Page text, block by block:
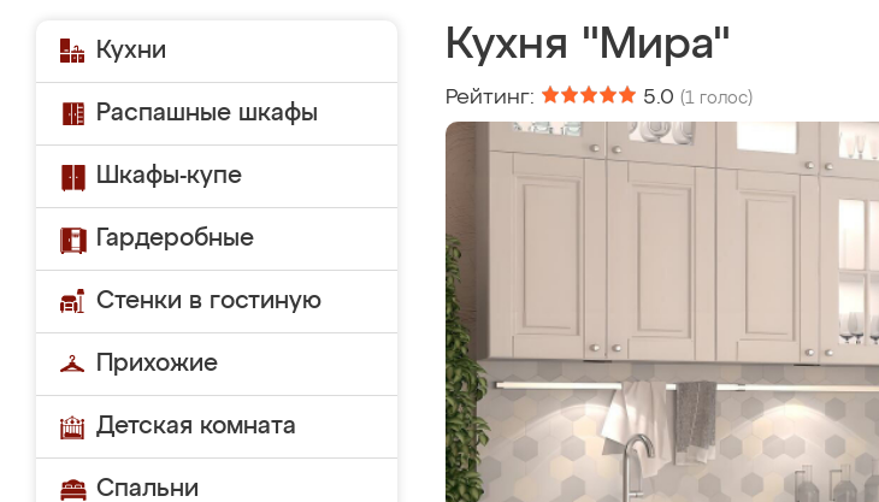
Кухни
Распашные шкафы
Шкафы-купе
Гардеробные
Стенки в гостиную
Прихожие
Детская комната
Спальни
Кухня "Мира"
Рейтинг: 5.0 (1 голос)